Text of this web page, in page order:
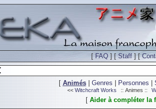
[FAQ ] [Staff ] [
[ Animés| Genres Personnes
<< Witchcraft Works :: Animes ::
[ Aider à compléter la